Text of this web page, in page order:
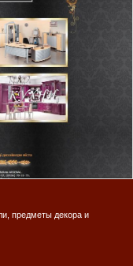
предметы декора и